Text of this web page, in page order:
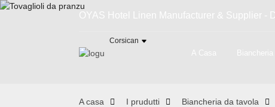
OYAS Hotel Linen Manufacturer & Supplier -
Corsican
A Casa
A casa I prudutti Biancheria da tavola